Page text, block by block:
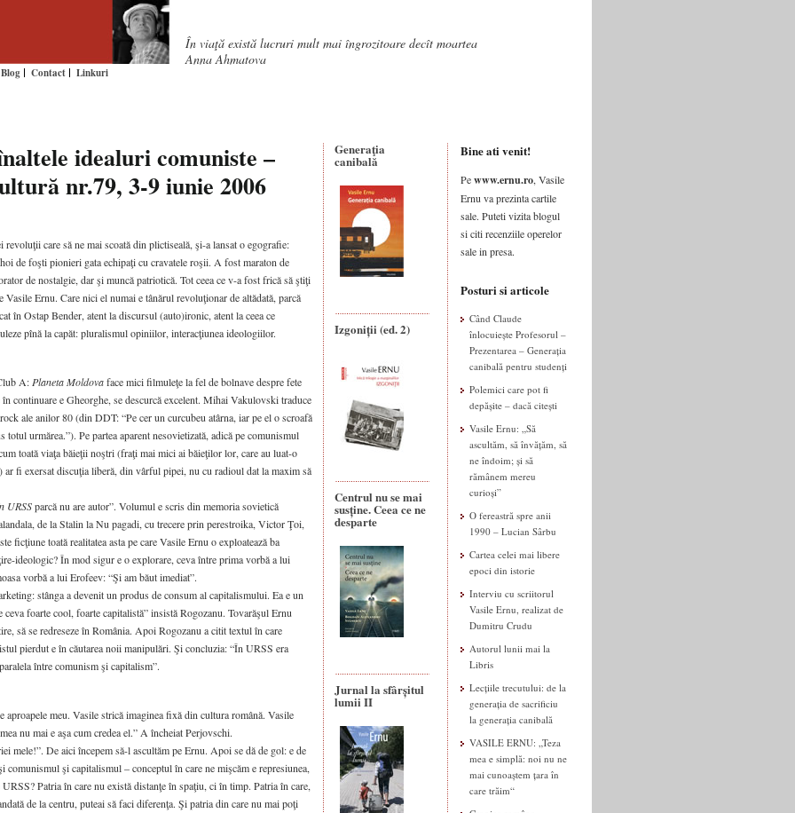
Blog Contact Linkuri
În viaţă există lucruri mult mai îngrozitoare decît moartea
Anna Ahmatova
idealuri comuniste –
nr.79, 3-9 iunie 2006
care să ne mai scoată din plictiseală, şi-a lansat o egografie:
de foşti pionieri gata echipaţi cu cravatele roşii. A fost maraton de
de nostalgie, dar şi muncă patriotică. Tot ceea ce v-a fost frică să ştiţi
Ernu. Care nici el numai e tânărul revoluţionar de altădată, parcă
în Ostap Bender, atent la discursul (auto)ironic, atent la ceea ce
pînă la capăt: pluralismul opiniilor, interacţiunea ideologiilor.
A: Planeta Moldovaface mici filmuleţe la fel de bolnave despre fete
continuare e Gheorghe, se descurcă excelent. Mihai Vakulovski traduce
ale anilor 80 (din DDT: “Pe cer un curcubeu atârna, iar pe el o scroafă
totul urmărea.”). Pe partea aparent nesovietizată, adică pe comunismul
toată viaţa băieţii noştri (fraţi mai mici ai băieţilor lor, care au luat-o
fi exersat discuţia liberă, din vârful pipei, nu cu radioul dat la maxim să
URSSparcă nu are autor”. Volumul e scris din memoria sovietică
de la Stalin la Nu pagadi, cu trecere prin perestroika, Victor Ţoi,
ficţiune toată realitatea asta pe care Vasile Ernu o exploatează ba
ideologic? În mod sigur e o explorare, ceva între prima vorbă a lui
vorbă a lui Erofeev: “Şi am băut imediat”.
stânga a devenit un produs de consum al capitalismului. Ea e un
foarte cool, foarte capitalistă” insistă Rogozanu. Tovarăşul Ernu
să se redreseze în România. Apoi Rogozanu a citit textul în care
pierdut e în căutarea noii manipulări. Şi concluzia: “În URSS era
între comunism şi capitalism”.
aproapele meu. Vasile strică imaginea fixă din cultura română. Vasile
nu mai e aşa cum credea el.” A încheiat Perjovschi.
mele!”. De aici începem să-l ascultăm pe Ernu. Apoi se dă de gol: e de
comunismul şi capitalismul – conceptul în care ne mişcăm e represiunea,
Patria în care nu există distanţe în spaţiu, ci în timp. Patria în care,
de la centru, puteai să faci diferenţa. Şi patria din care nu mai poţi
Generaţia
canibală
Izgoniții (ed. 2)
Centrul nu se mai
susține. Ceea ce ne
desparte
Jurnal la sfârșitul
lumii II
Bine ati venit!
Pewww.ernu.ro, Vasile
Ernu va prezinta cartile
sale. Puteti vizita blogul
si citi recenziile operelor
sale in presa.
Posturi si articole
Când Claude
înlocuiește Profesorul –
Prezentarea – Generația
canibală pentru studenți
Polemici care pot fi
depășite – dacă citești
Vasile Ernu: „Să
ascultăm, să învățăm, să
ne îndoim; și să
rămânem mereu
curioși”
O fereastră spre anii
1990 – Lucian Sârbu
Cartea celei mai libere
epoci din istorie
Interviu cu scriitorul
Vasile Ernu, realizat de
Dumitru Crudu
Autorul lunii mai la
Libris
Lecțiile trecutului: de la
generația de sacrificiu
la generația canibală
VASILE ERNU: „Teza
mea e simplă: noi nu ne
mai cunoaștem țara în
care trăim“